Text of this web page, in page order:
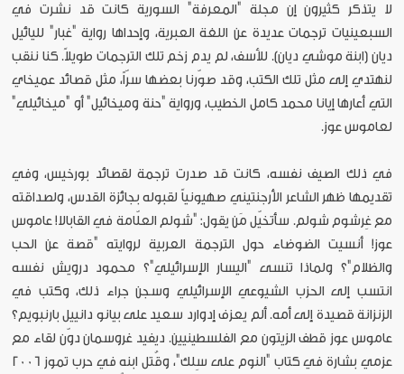
لا يتذكر كثيرون إن مجلة "المعرفة" السورية كانت قد نشرت في
السبعينيات ترجمات عديدة عن اللغة العبرية، وإحداها رواية "غبار" لليائيل
ديان (ابنة موشي ديان). للأسف، لم يدم زخم تلك الترجمات طويلاً. كنا ننقب
لنهتدي إلى مثل تلك الكتب، وقد صوّرنا بعضها سرّاً، مثل قصائد عميخاي
التي أعارها إيانا محمد كامل الخطيب، ورواية "حنة وميخائيل" أو "ميخائيلي"
لعاموس عوز.
في ذلك الصيف نفسه، كانت قد صدرت ترجمة لقصائد بورخيس، وفي
تقديمها ظهر الشاعر الأرجنتيني صهيونياً لقبوله بجائزة القدس، ولصداقته
مع غِرشوم شولم. سأتخيّل مَن يقول: "شولم العلّامة في القابالا! عاموس
عوز! أنسيت الضوضاء حول الترجمة العربية لروايته "قصة عن الحب
والظلام"؟ ولماذا تنسى "اليسار الإسرائيلي"؟ محمود درويش نفسه
انتسب إلى الحزب الشيوعي الإسرائيلي وسجن جراء ذلك، وكتب في
الزنزانة قصيدة إلى أمه. ألم يعزف إدوارد سعيد على بيانو دانييل بارنبويم؟
عاموس عوز قطف الزيتون مع الفلسطينيين. ديفيد غروسمان دوّن لقاء مع
عزمي بشارة في كتاب "النوم على سِلك"، وقُتل ابنه في حرب تموز 2006